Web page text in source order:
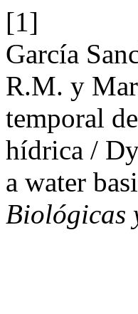
[1]
García
R.M. y
temporal
hídrica /
a water
Biológicas